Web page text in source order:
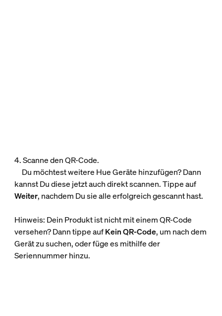
4. Scanne den QR-Code.
Du möchtest weitere Hue Geräte hinzufügen? Dann
kannst Du diese jetzt auch direkt scannen. Tippe auf
Weiter, nachdem Du sie alle erfolgreich gescannt hast.
Hinweis: Dein Produkt ist nicht mit einem QR-Code
versehen? Dann tippe aufKein QR-Code, um nach dem
Gerät zu suchen, oder füge es mithilfe der
Seriennummer hinzu.